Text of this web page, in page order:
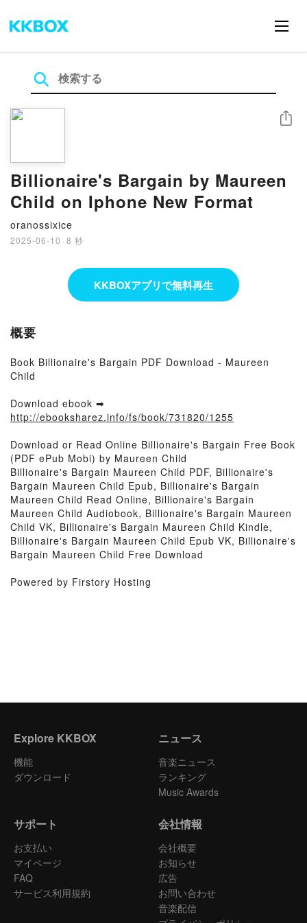
Billionaire's Bargain by Maureen
Child on Iphone New Format
oranossixice
2025-06-10 · 8 秒
シェア
KKBOXアプリで無料再生
概要
Book Billionaire's Bargain PDF Download - Maureen
Child
Download ebook ➡
http://ebooksharez.info/fs/book/731820/1255
Download or Read Online Billionaire's Bargain Free Book
(PDF ePub Mobi) by Maureen Child
Billionaire's Bargain Maureen Child PDF, Billionaire's
Bargain Maureen Child Epub, Billionaire's Bargain
Maureen Child Read Online, Billionaire's Bargain
Maureen Child Audiobook, Billionaire's Bargain Maureen
Child VK, Billionaire's Bargain Maureen Child Kindle,
Billionaire's Bargain Maureen Child Epub VK, Billionaire's
Bargain Maureen Child Free Download
Powered by Firstory Hosting
Explore KKBOX
機能
ダウンロード
ニュース
音楽ニュース
ランキング
Music Awards
サポート
お支払い
マイページ
FAQ
サービス利用規約
会社情報
会社概要
お知らせ
広告
お問い合わせ
音楽配信